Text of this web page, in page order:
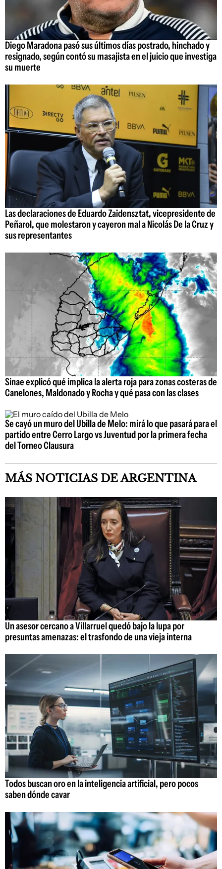
Diego Maradona pasó sus últimos días postrado, hinchado y
resignado, según contó su masajista en el juicio que investiga
su muerte
Las declaraciones de Eduardo Zaidensztat, vicepresidente de
Peñarol, que molestaron y cayeron mal a Nicolás De la Cruz y
sus representantes
Sinae explicó qué implica la alerta roja para zonas costeras de
Canelones, Maldonado y Rocha y qué pasa con las clases
Se cayó un muro del Ubilla de Melo: mirá lo que pasará para el
partido entre Cerro Largo vs Juventud por la primera fecha
del Torneo Clausura
MÁS NOTICIAS DE ARGENTINA
Un asesor cercano a Villarruel quedó bajo la lupa por
presuntas amenazas: el trasfondo de una vieja interna
Todos buscan oro en la inteligencia artificial, pero pocos
saben dónde cavar